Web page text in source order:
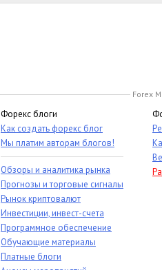
Forex
Форекс блоги
Как создать форекс блог
Мы платим авторам блогов!
Обзоры и аналитика рынка
Прогнозы и торговые сигналы
Рынок криптовалют
Инвестиции, инвест-счета
Программное обеспечение
Обучающие материалы
Платные блоги